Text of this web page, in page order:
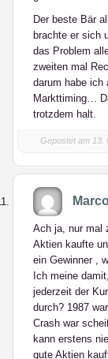
Der beste Bär
brachte er sich
das Problem
zweiten mal
darum habe ich
Markttiming…
trotzdem halt.
Gepostet am 13.
Ach ja, nur mal
Aktien kaufte
ein Gewinner ,
Ich meine
jederzeit der
durch? 1987
Crash war
kann erstens
gute Aktien